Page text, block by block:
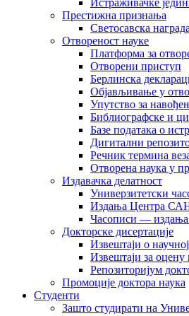
Престижна признања
Светосавска награда
Отвореност науке
Платформа за
Отворени приступ
Берлинска
Објављивање у
Упутство за
Библиографске и
Базе података о
Дигитални
Рeчник термина
Отворена наука у
Издавачка делатност
Универзитетски
Издања Центра
Часописи — издања
Докторске дисертације
Извештаји о
Извештаји за
Репозиторијум
Промоције доктора наука
Студенти
Зашто студирати на